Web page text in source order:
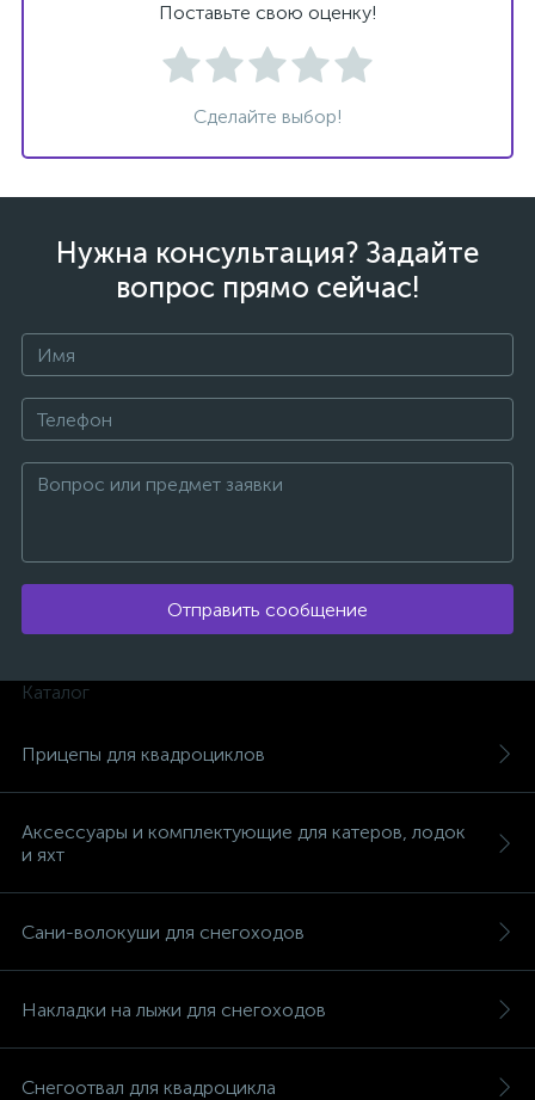
Поставьте свою оценку!
Сделайте выбор!
Нужна консультация? Задайте
вопрос прямо сейчас!
Отправить сообщение
Каталог
Прицепы для квадроциклов
Аксессуары и комплектующие для катеров, лодок
и яхт
Сани-волокуши для снегоходов
Накладки на лыжи для снегоходов
Снегоотвал для квадроцикла